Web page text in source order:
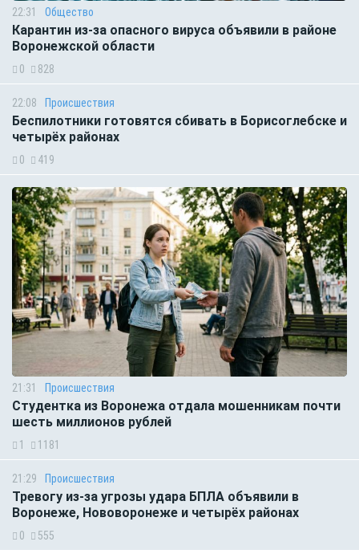
22:31 Общество
Карантин из-за опасного вируса объявили в районе
Воронежской области
0 828
22:08 Происшествия
Беспилотники готовятся сбивать в Борисоглебске и
четырёх районах
0 419
21:31 Происшествия
Студентка из Воронежа отдала мошенникам почти
шесть миллионов рублей
1 1181
21:29 Происшествия
Тревогу из-за угрозы удара БПЛА объявили в
Воронеже, Нововоронеже и четырёх районах
0 555